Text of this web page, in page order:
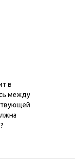
в
между